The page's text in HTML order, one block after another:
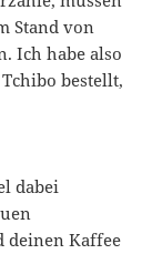
Stand von
Ich habe also
bestellt,
dabei
deinen Kaffee